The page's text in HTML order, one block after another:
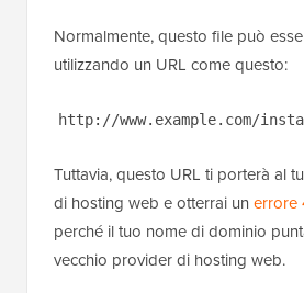
Normalmente, questo file può
utilizzando un URL come questo:
http://www.example.com/
Tuttavia, questo URL ti porterà al
di hosting web e otterrai un errore
perché il tuo nome di dominio
vecchio provider di hosting web.